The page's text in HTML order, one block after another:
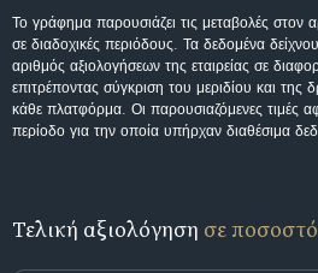
Το γράφημα παρουσιάζει τις μεταβολές στον
σε διαδοχικές περιόδους. Τα δεδομένα
αριθμός αξιολογήσεων της εταιρείας σε
επιτρέποντας σύγκριση του μεριδίου και
κάθε πλατφόρμα. Οι παρουσιαζόμενες τιμές
περίοδο για την οποία υπήρχαν διαθέσιμα
Τελική αξιολόγηση σε ποσοστό